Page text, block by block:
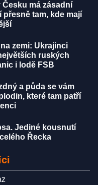
má zásadní
tam, kde mají
zemi: Ukrajinci
ruských
i lodě FSB
a půda se vám
které tam patří
Jediné kousnutí
Řecka